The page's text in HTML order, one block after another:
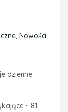
, Nowości
dzienne.
~ 81